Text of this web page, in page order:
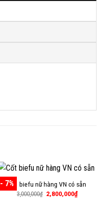
- 7%Cốt biefu nữ hàng VN có sẵn
3,000,000₫ Giá
gốc
2,800,000₫Giá
hiện